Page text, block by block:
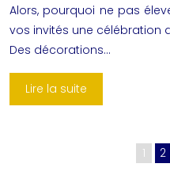
Alors, pourquoi ne pas
vos invités une célébration
Des décorations…
Lire la suite
1 2